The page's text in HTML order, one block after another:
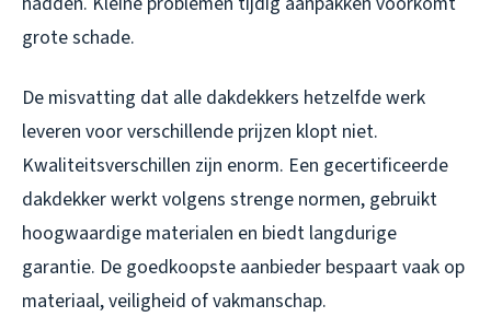
grote schade.
De misvatting dat alle dakdekkers hetzelfde werk
leveren voor verschillende prijzen klopt niet.
Kwaliteitsverschillen zijn enorm. Een gecertificeerde
dakdekker werkt volgens strenge normen, gebruikt
hoogwaardige materialen en biedt langdurige
garantie. De goedkoopste aanbieder bespaart vaak op
materiaal, veiligheid of vakmanschap.